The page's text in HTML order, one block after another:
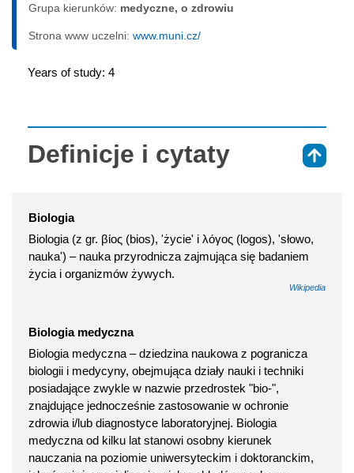
Grupa kierunków: medyczne, o zdrowiu
Strona www uczelni: www.muni.cz/
Years of study: 4
Definicje i cytaty
Biologia
Biologia (z gr. βίος (bios), 'życie' i λόγος (logos), 'słowo,
nauka') – nauka przyrodnicza zajmująca się badaniem
życia i organizmów żywych.
Wikipedia
Biologia medyczna
Biologia medyczna – dziedzina naukowa z pogranicza
biologii i medycyny, obejmująca działy nauki i techniki
posiadające zwykle w nazwie przedrostek "bio-",
znajdujące jednocześnie zastosowanie w ochronie
zdrowia i/lub diagnostyce laboratoryjnej. Biologia
medyczna od kilku lat stanowi osobny kierunek
nauczania na poziomie uniwersyteckim i doktoranckim,